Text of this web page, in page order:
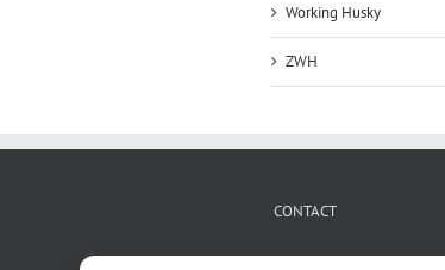
Working Husky
ZWH
CONTACT